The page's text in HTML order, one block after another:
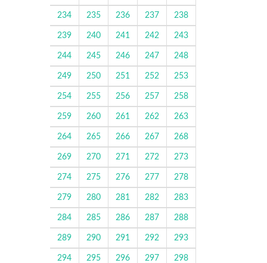
234 235 236 237 238
239 240 241 242 243
244 245 246 247 248
249 250 251 252 253
254 255 256 257 258
259 260 261 262 263
264 265 266 267 268
269 270 271 272 273
274 275 276 277 278
279 280 281 282 283
284 285 286 287 288
289 290 291 292 293
294 295 296 297 298